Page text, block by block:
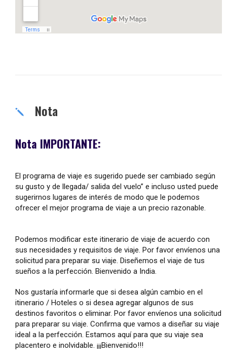
Nota
Nota IMPORTANTE:
El programa de viaje es sugerido puede ser cambiado según
su gusto y de llegada/ salida del vuelo” e incluso usted puede
sugerirnos lugares de interés de modo que le podemos
ofrecer el mejor programa de viaje a un precio razonable.
Podemos modificar este itinerario de viaje de acuerdo con
sus necesidades y requisitos de viaje. Por favor envíenos una
solicitud para preparar su viaje. Diseñemos el viaje de tus
sueños a la perfección. Bienvenido a India.
Nos gustaría informarle que si desea algún cambio en el
itinerario / Hoteles o si desea agregar algunos de sus
destinos favoritos o eliminar. Por favor envíenos una solicitud
para preparar su viaje. Confirma que vamos a diseñar su viaje
ideal a la perfección. Estamos aquí para que su viaje sea
placentero e inolvidable. ¡¡¡Bienvenido!!!